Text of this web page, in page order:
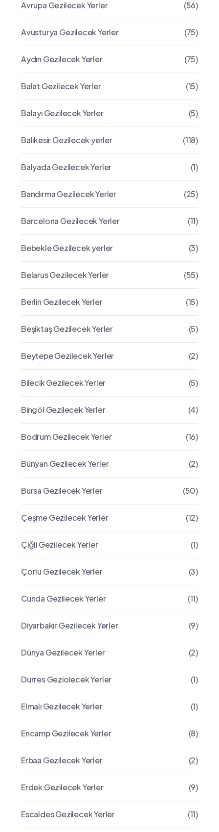
Avrupa Gezilecek Yerler (56)
Avusturya Gezilecek Yerler (75)
Aydın Gezilecek Yerler (75)
Balat Gezilecek Yerler (15)
Balayı Gezilecek Yerler (5)
Balıkesir Gezilecek yerler (118)
Balyada Gezilecek Yerler (1)
Bandırma Gezilecek Yerler (25)
Barcelona Gezilecek Yerler (11)
Bebekle Gezilecek yerler (3)
Belarus Gezilecek Yerler (55)
Berlin Gezilecek Yerler (15)
Beşiktaş Gezilecek Yerler (5)
Beytepe Gezilecek Yerler (2)
Bilecik Gezilecek Yerler (5)
Bingöl Gezilecek Yerler (4)
Bodrum Gezilecek Yerler (16)
Bünyan Gezilecek Yerler (2)
Bursa Gezilecek Yerler (50)
Çeşme Gezilecek Yerler (12)
Çiğli Gezilecek Yerler (1)
Çorlu Gezilecek Yerler (3)
Cunda Gezilecek Yerler (11)
Diyarbakır Gezilecek Yerler (9)
Dünya Gezilecek Yerler (2)
Durres Geziolecek Yerler (1)
Elmalı Gezilecek Yerler (1)
Encamp Gezilecek Yerler (8)
Erbaa Gezilecek Yerler (2)
Erdek Gezilecek Yerler (9)
Escaldes Gezilecek Yerler (11)